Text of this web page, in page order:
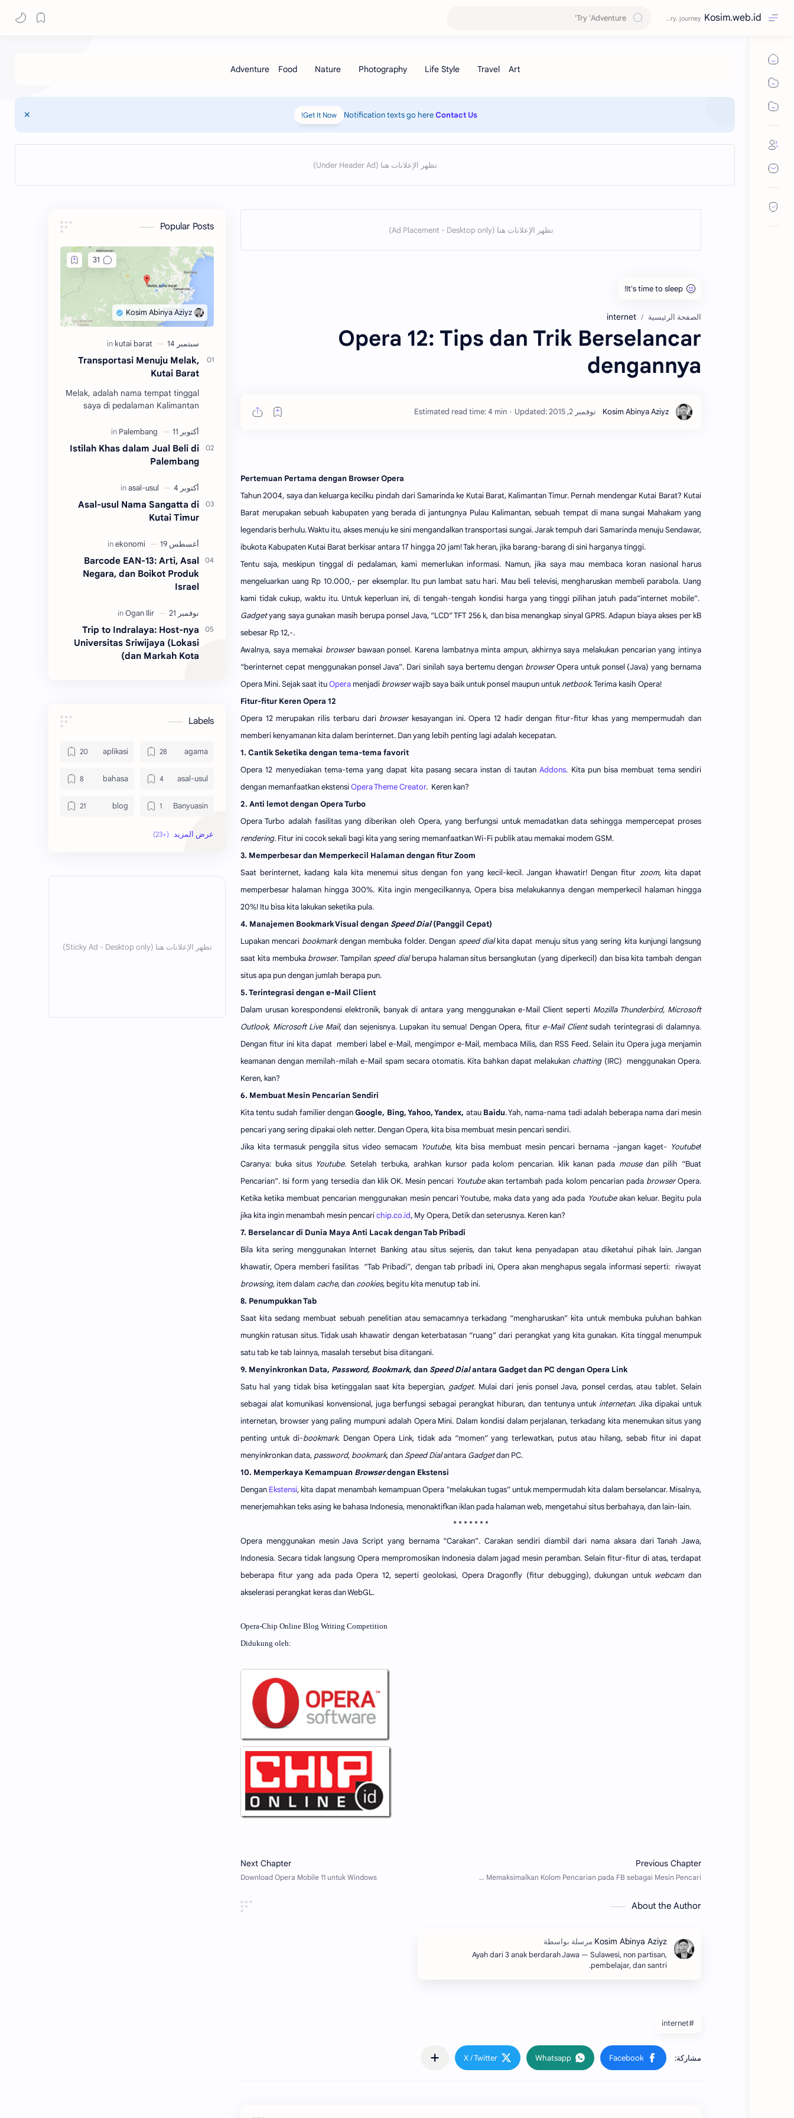
Kosim.web.id
Notification texts go hereContact Us
Get It Now!
الصفحة الرئيسية internet
Opera 12: Tips dan Trik Berselancar
dengannya
Estimated read time: 4 min
Pertemuan Pertama dengan Browser Opera
Tahun 2004, saya dan keluarga kecilku pindah dari Samarinda ke Kutai Barat, Kalimantan Timur. Pernah mendengar Kutai Barat? Kutai
Barat merupakan sebuah kabupaten yang berada di jantungnya Pulau Kalimantan, sebuah tempat di mana sungai Mahakam yang
legendaris berhulu. Waktu itu, akses menuju ke sini mengandalkan transportasi sungai. Jarak tempuh dari Samarinda menuju Sendawar,
ibukota Kabupaten Kutai Barat berkisar antara 17 hingga 20 jam! Tak heran, jika barang-barang di sini harganya tinggi.
Tentu saja, meskipun tinggal di pedalaman, kami memerlukan informasi. Namun, jika saya mau membaca koran nasional harus
mengeluarkan uang Rp 10.000,- per eksemplar. Itu pun lambat satu hari. Mau beli televisi, mengharuskan membeli parabola. Uang
kami tidak cukup, waktu itu. Untuk keperluan ini, di tengah-tengah kondisi harga yang tinggi pilihan jatuh pada”internet mobile”.
Gadgetyang saya gunakan masih berupa ponsel Java, “LCD” TFT 256 k, dan bisa menangkap sinyal GPRS. Adapun biaya akses per kB
sebesar Rp 12,-.
Awalnya, saya memakai browserbawaan ponsel. Karena lambatnya minta ampun, akhirnya saya melakukan pencarian yang intinya
“berinternet cepat menggunakan ponsel Java”. Dari sinilah saya bertemu dengan browserOpera untuk ponsel (Java) yang bernama
Opera Mini. Sejak saat ituOpera menjadi browserwajib saya baik untuk ponsel maupun untuknetbook. Terima kasih Opera!
Fitur-fitur Keren Opera 12
Opera 12 merupakan rilis terbaru dari browserkesayangan ini. Opera 12 hadir dengan fitur-fitur khas yang mempermudah dan
memberi kenyamanan kita dalam berinternet. Dan yang lebih penting lagi adalah kecepatan.
1. Cantik Seketika dengan tema-tema favorit
Opera 12 menyediakan tema-tema yang dapat kita pasang secara instan di tautanAddons. Kita pun bisa membuat tema sendiri
dengan memanfaatkan ekstensiOpera Theme Creator. Keren kan?
2. Anti lemot dengan Opera Turbo
Opera Turbo adalah fasilitas yang diberikan oleh Opera, yang berfungsi untuk memadatkan data sehingga mempercepat proses
rendering. Fitur ini cocok sekali bagi kita yang sering memanfaatkan Wi-Fi publik atau memakai modem GSM.
3. Memperbesar dan Memperkecil Halaman dengan fitur Zoom
Saat berinternet, kadang kala kita menemui situs dengan fon yang kecil-kecil. Jangan khawatir! Dengan fitur zoom, kita dapat
memperbesar halaman hingga 300%. Kita ingin mengecilkannya, Opera bisa melakukannya dengan memperkecil halaman hingga
20%! Itu bisa kita lakukan seketika pula.
4. Manajemen Bookmark Visual dengan Speed Dial(Panggil Cepat)
Lupakan mencari bookmarkdengan membuka folder. Dengan speed dialkita dapat menuju situs yang sering kita kunjungi langsung
saat kita membuka browser. Tampilan speed dialberupa halaman situs bersangkutan (yang diperkecil) dan bisa kita tambah dengan
situs apa pun dengan jumlah berapa pun.
5. Terintegrasi dengan e-Mail Client
Dalam urusan korespondensi elektronik, banyak di antara yang menggunakan e-Mail Client seperti Mozilla Thunderbird, Microsoft
Outlook, Microsoft Live Mail,dan sejenisnya. Lupakan itu semua! Dengan Opera, fitur e-Mail Clientsudah terintegrasi di dalamnya.
Dengan fitur ini kita dapat memberi label e-Mail, mengimpor e-Mail, membaca Milis, dan RSS Feed. Selain itu Opera juga menjamin
keamanan dengan memilah-milah e-Mail spam secara otomatis. Kita bahkan dapat melakukan chatting(IRC) menggunakan Opera.
Keren, kan?
6. Membuat Mesin Pencarian Sendiri
Kita tentu sudah familier denganGoogle, Bing, Yahoo, Yandex, atauBaidu. Yah, nama-nama tadi adalah beberapa nama dari mesin
pencari yang sering dipakai oleh netter. Dengan Opera, kita bisa membuat mesin pencari sendiri.
Jika kita termasuk penggila situs video semacam Youtube, kita bisa membuat mesin pencari bernama –jangan kaget- Youtube!
Caranya: buka situs Youtube. Setelah terbuka, arahkan kursor pada kolom pencarian. klik kanan pada mousedan pilih “Buat
Pencarian”. Isi form yang tersedia dan klik OK. Mesin pencari Youtubeakan tertambah pada kolom pencarian pada browserOpera.
Ketika ketika membuat pencarian menggunakan mesin pencari Youtube, maka data yang ada pada Youtubeakan keluar. Begitu pula
jika kita ingin menambah mesin pencarichip.co.id, My Opera, Detik dan seterusnya. Keren kan?
7. Berselancar di Dunia Maya Anti Lacak dengan Tab Pribadi
Bila kita sering menggunakan Internet Banking atau situs sejenis, dan takut kena penyadapan atau diketahui pihak lain. Jangan
khawatir, Opera memberi fasilitas “Tab Pribadi”, dengan tab pribadi ini, Opera akan menghapus segala informasi seperti: riwayat
browsing, item dalam cache, dan cookies, begitu kita menutup tab ini.
8. Penumpukkan Tab
Saat kita sedang membuat sebuah penelitian atau semacamnya terkadang “mengharuskan” kita untuk membuka puluhan bahkan
mungkin ratusan situs. Tidak usah khawatir dengan keterbatasan “ruang” dari perangkat yang kita gunakan. Kita tinggal menumpuk
satu tab ke tab lainnya, masalah tersebut bisa ditangani.
9. Menyinkronkan Data, Password, Bookmark, dan Speed Dialantara Gadget dan PC dengan Opera Link
Satu hal yang tidak bisa ketinggalan saat kita bepergian, gadget. Mulai dari jenis ponsel Java, ponsel cerdas, atau tablet. Selain
sebagai alat komunikasi konvensional, juga berfungsi sebagai perangkat hiburan, dan tentunya untukinternetan. Jika dipakai untuk
internetan, browser yang paling mumpuni adalah Opera Mini. Dalam kondisi dalam perjalanan, terkadang kita menemukan situs yang
penting untuk di-bookmark. Dengan Opera Link, tidak ada “momen” yang terlewatkan, putus atau hilang, sebab fitur ini dapat
menyinkronkan data, password, bookmark, dan Speed Dialantara Gadgetdan PC.
10. Memperkaya Kemampuan Browserdengan Ekstensi
Dengan Ekstensi, kita dapat menambah kemampuan Opera "melakukan tugas” untuk mempermudah kita dalam berselancar. Misalnya,
menerjemahkan teks asing ke bahasa Indonesia, menonaktifkan iklan pada halaman web, mengetahui situs berbahaya, dan lain-lain.
* * * * * * *
Opera menggunakan mesin Java Script yang bernama “Carakan”. Carakan sendiri diambil dari nama aksara dari Tanah Jawa,
Indonesia. Secara tidak langsung Opera mempromosikan Indonesia dalam jagad mesin peramban. Selain fitur-fitur di atas, terdapat
beberapa fitur yang ada pada Opera 12, seperti geolokasi, Opera Dragonfly (fitur debugging), dukungan untuk webcamdan
akselerasi perangkat keras dan WebGL.
Opera-Chip Online Blog Writing Competition
Didukung oleh:
About the Author
Ayah dari 3 anak berdarah Jawa — Sulawesi, non partisan,
pembelajar, dan santri.
#internet
Popular Posts
Transportasi Menuju Melak,
Kutai Barat
Melak, adalah nama tempat tinggal
saya di pedalaman Kalimantan
hingga 2010. Adalah salah satu dari
tiga kecamatan y…
Istilah Khas dalam Jual Beli di
Palembang
Asal-usul Nama Sangatta di
Kutai Timur
Barcode EAN-13: Arti, Asal
Negara, dan Boikot Produk
Israel
Trip to Indralaya: Host-nya
Universitas Sriwijaya (Lokasi
dan Markah Kota)
Labels
agama
aplikasi
asal-usul
bahasa
Banyuasin
blog
bola
kutai barat
lain-lain